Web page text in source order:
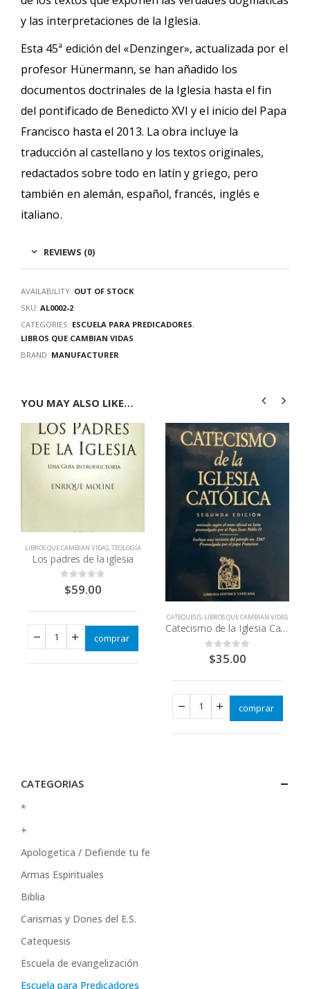
y las interpretaciones de la Iglesia.
Esta 45ª edición del «Denzinger», actualizada por el
profesor Hünermann, se han añadido los
documentos doctrinales de la Iglesia hasta el fin
del pontificado de Benedicto XVI y el inicio del Papa
Francisco hasta el 2013. La obra incluye la
traducción al castellano y los textos originales,
redactados sobre todo en latín y griego, pero
también en alemán, español, francés, inglés e
italiano.
REVIEWS (0)
AVAILABILITY: OUT OF STOCK
SKU: AL0002-2
CATEGORIES: ESCUELA PARA PREDICADORES,
LIBROS QUE CAMBIAN VIDAS
BRAND: MANUFACTURER
YOU MAY ALSO LIKE…
LIBROS QUE CAMBIAN VIDAS, TEOLOGÍA
Los padres de la iglesia
out of 5
$59.00
comprar
CATEQUESIS, LIBROS QUE CAMBIAN VIDAS
Catecismo de la Iglesia Católica – Segunda edición
out of 5
$35.00
comprar
CATEGORIAS
*
+
Apologetica / Defiende tu fe
Armas Espirituales
Biblia
Carismas y Dones del E.S.
Catequesis
Escuela de evangelización
Escuela para Predicadores